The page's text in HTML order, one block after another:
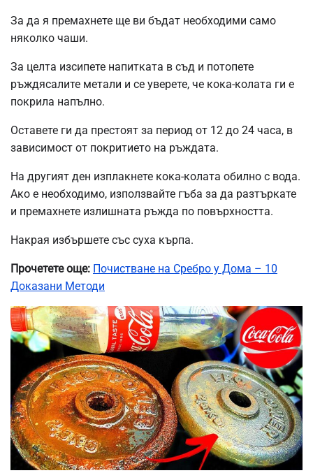
За да я премахнете ще ви бъдат необходими само
няколко чаши.
За целта изсипете напитката в съд и потопете
ръждясалите метали и се уверете, че кока-колата ги е
покрила напълно.
Оставете ги да престоят за период от 12 до 24 часа, в
зависимост от покритието на ръждата.
На другият ден изплакнете кока-колата обилно с вода.
Ако е необходимо, използвайте гъба за да разтъркате
и премахнете излишната ръжда по повърхността.
Накрая избършете със суха кърпа.
Прочетете още: Почистване на Сребро у Дома – 10
Доказани Методи